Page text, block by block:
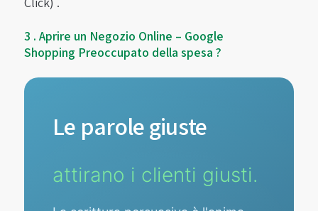
3 . Aprire un Negozio Online – Google
Shopping Preoccupato della spesa ?
Le parole giuste
attirano i clienti giusti.